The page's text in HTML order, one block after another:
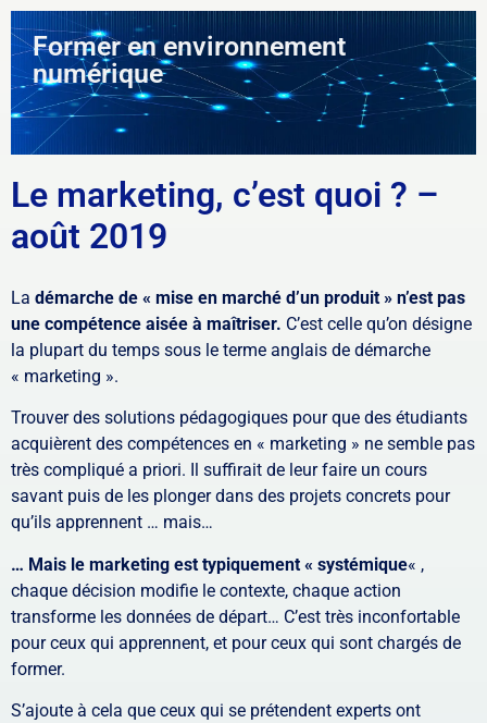
Former en environnement
numérique
Le marketing, c’est quoi ? –
août 2019
La démarche de « mise en marché d’un produit » n’est pas
une compétence aisée à maîtriser. C’est celle qu’on désigne
la plupart du temps sous le terme anglais de démarche
« marketing ».
Trouver des solutions pédagogiques pour que des étudiants
acquièrent des compétences en « marketing » ne semble pas
très compliqué a priori. Il suffirait de leur faire un cours
savant puis de les plonger dans des projets concrets pour
qu’ils apprennent … mais…
… Mais le marketing est typiquement « systémique« ,
chaque décision modifie le contexte, chaque action
transforme les données de départ… C’est très inconfortable
pour ceux qui apprennent, et pour ceux qui sont chargés de
former.
S’ajoute à cela que ceux qui se prétendent experts ont